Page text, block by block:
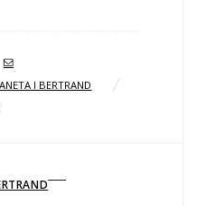
ANETA I BERTRAND